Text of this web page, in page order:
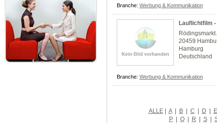
Branche: Werbung & Kommunikation
Lauflichtfilm -
20459
Hamburg
Deutschland
Branche: Werbung & Kommunikation
ALLE| A | B | C | D | E
P | Q | R | S |